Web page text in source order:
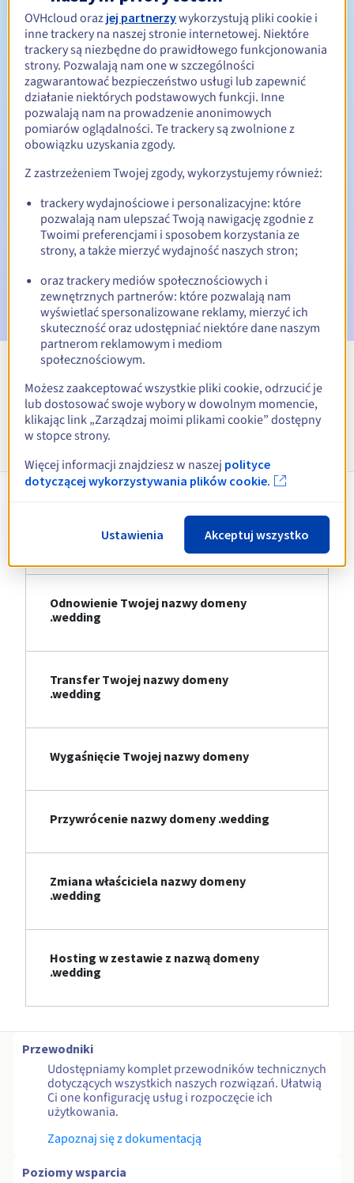
Okres odnowienia Od 1 do 10 lat
Okres wykupu
E-maile ostrzegawcze:60, 30, 15, 7 i 3 dni przed datą
wygaśnięcia
E-mail w dniu wygaśnięcia powiadamiający o zawieszeniu
nazwy domeny
E-mail po Redemption Grace Periodpowiadamiający o
usunięciu nazwy domeny
Zobacz wszystkie rozszerzenia
Informacje o .wedding
Odnowienie Twojej nazwy domeny
.wedding
Transfer Twojej nazwy domeny
.wedding
Wygaśnięcie Twojej nazwy domeny
Przywrócenie nazwy domeny .wedding
Zmiana właściciela nazwy domeny
.wedding
Hosting w zestawie z nazwą domeny
.wedding
Przewodniki
Udostępniamy komplet przewodników technicznych
dotyczących wszystkich naszych rozwiązań. Ułatwią
Ci one konfigurację usług i rozpoczęcie ich
użytkowania.
Zapoznaj się z dokumentacją
Poziomy wsparcia
OVHcloud oraz jej partnerzywykorzystują pliki cookie i
inne trackery na naszej stronie internetowej. Niektóre
trackery są niezbędne do prawidłowego funkcjonowania
strony. Pozwalają nam one w szczególności
zagwarantować bezpieczeństwo usługi lub zapewnić
działanie niektórych podstawowych funkcji. Inne
pozwalają nam na prowadzenie anonimowych
pomiarów oglądalności. Te trackery są zwolnione z
obowiązku uzyskania zgody.
Z zastrzeżeniem Twojej zgody, wykorzystujemy również:
trackery wydajnościowe i personalizacyjne: które
pozwalają nam ulepszać Twoją nawigację zgodnie z
Twoimi preferencjami i sposobem korzystania ze
strony, a także mierzyć wydajność naszych stron;
oraz trackery mediów społecznościowych i
zewnętrznych partnerów: które pozwalają nam
wyświetlać spersonalizowane reklamy, mierzyć ich
skuteczność oraz udostępniać niektóre dane naszym
partnerom reklamowym i mediom
społecznościowym.
Możesz zaakceptować wszystkie pliki cookie, odrzucić je
lub dostosować swoje wybory w dowolnym momencie,
klikając link „Zarządzaj moimi plikami cookie” dostępny
w stopce strony.
Więcej informacji znajdziesz w naszej polityce
dotyczącej wykorzystywania plików cookie.
Ustawienia Akceptuj wszystko